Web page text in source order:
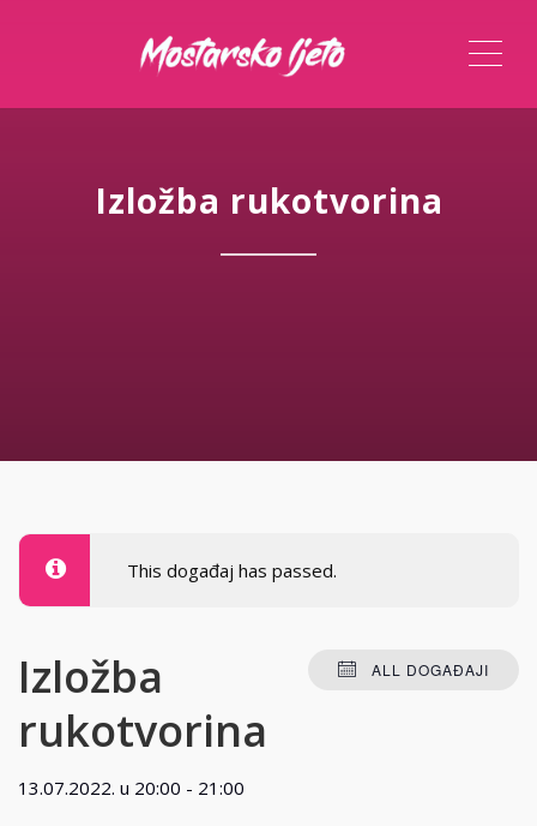
Izložba rukotvorina
This događaj has passed.
ALL DOGAĐAJI
Izložba
rukotvorina
13.07.2022. u 20:00 - 21:00